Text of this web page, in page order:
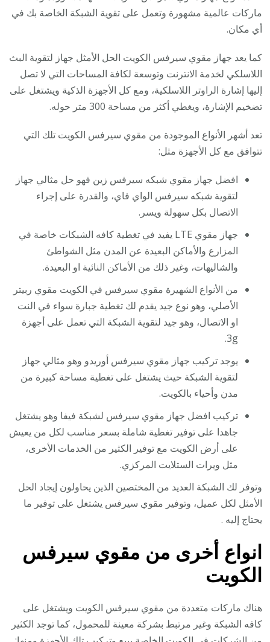
ماركات عالمية مشهورة وتعمل على تقوية الشبكة الخاصة بك في
أي مكان.
كما يعد جهاز مقوي سيرفس الكويت الحل الأمثل جهاز لتقوية البث
اللاسلكي لخدمة الانترنت وتوسعة لكافة المساحات التي لا تصل
إليها إشارة الراوتر اللاسلكية، ومع كل الأجهزة الذكية ويشتغل على
تضخيم الإشارة، ويغطي أكثر من مساحة 300 متر حوله.
تعد أشهر الأنواع الموجودة من مقوي سيرفس الكويت تلك التي
تتوافق مع كل الأجهزة مثل:
افضل جهاز مقوي شبكه سيرفس زين فهو حل مثالي جهاز
لتقوية شبكه سيرفس الواي فاي، والقدرة على إجراء
الاتصال بكل سهولة ويسر.
جهاز مقوي LTE يفيد في تغطية كافه الشبكات خاصة في
المزارع والأماكن البعيدة عن المدن مثل الشواطئ
والشاليهات، وغير ذلك من الأماكن النائية او البعيدة.
من الأنواع الشهيرة مقوي سيرفس في الكويت مقوي ربيتر
الأصلي، وهو نوع جيد يقدم لك تغطية جبارة سواء في النت
او الاتصال، وهو جيد لتقوية الشبكة التي تعمل على أجهزة
3g.
يوجد تركيب جهاز مقوي سيرفس أوريدو وهو مثالي جهاز
لتقوية الشبكة حيث يشتغل على تغطية مساحة كبيرة من
مدن وأحياء بالكويت.
تركيب افضل جهاز مقوي سيرفس لشبكة فيفا وهو يشتغل
جاهدا على توفير تغطية شاملة بسعر مناسب لكل من يعيش
على أرض الكويت مع توفير الكثير من الخدمات الأخرى،
مثل ويرات الستلايت المركزي.
وتوفر لك الشبكة العديد من المختصين الذين يحاولون إيجاد الحل
الأمثل لكل عميل، وتوفير مقوي سيرفس يشتغل على توفير ما
يحتاج إليه .
انواع أخرى من مقوي سيرفس
الكويت
هناك ماركات متعددة من مقوي سيرفس الكويت ويشتغل على
كافه الشبكة وغير مرتبط بشركة معينة للمحمول، كما توجد الكثير